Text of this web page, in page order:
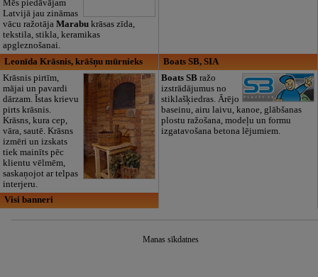
Mēs piedāvājam
Latvijā jau zināmas
vācu ražotāja Marabukrāsas zīda,
tekstila, stikla, keramikas
apgleznošanai.
Leonīda Krāsnis, krāšņu mūrnieks
Krāsnis pirtīm,
mājai un pavardi
dārzam. Īstas krievu
pirts krāsnis.
Krāsns, kura cep,
vāra, sautē. Krāsns
izmēri un izskats
tiek mainīts pēc
klientu vēlmēm,
saskaņojot ar telpas
interjeru.
Boats SB, SIA
Boats SB ražo
izstrādājumus no
stiklašķiedras. Ārējo
baseinu, airu laivu, kanoe, glābšanas
plostu ražošana, modeļu un formu
izgatavošana betona lējumiem.
Visi banneri
Manas sīkdatnes